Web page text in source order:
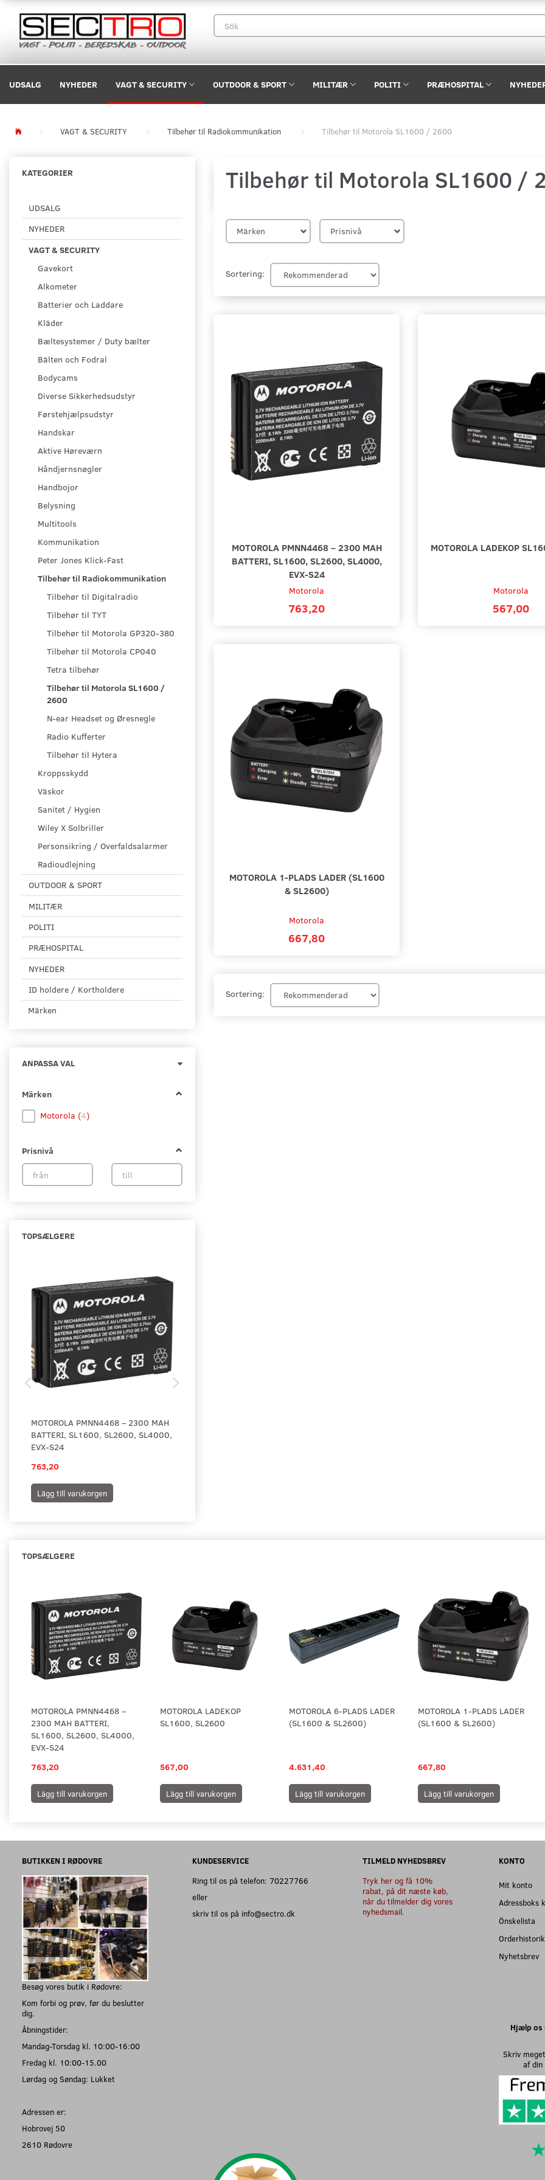
UDSALG NYHEDER VAGT & SECURITY OUTDOOR & SPORT MILITÆR POLITI PRÆHOSPITAL
VAGT & SECURITY Tilbehør til Radiokommunikation Tilbehør til Motorola SL1600 / 2600
KATEGORIER
UDSALG
NYHEDER
VAGT & SECURITY
Gavekort
Alkometer
Batterier och Laddare
Kläder
Bæltesystemer / Duty bælter
Bälten och Fodral
Bodycams
Diverse Sikkerhedsudstyr
Førstehjælpsudstyr
Handskar
Aktive Høreværn
Håndjernsnøgler
Handbojor
Belysning
Multitools
Kommunikation
Peter Jones Klick-Fast
Tilbehør til Radiokommunikation
Tilbehør til Digitalradio
Tilbehør til TYT
Tilbehør til Motorola GP320-380
Tilbehør til Motorola CP040
Tetra tilbehør
Tilbehør til Motorola SL1600 /
2600
N-ear Headset og Øresnegle
Radio Kufferter
Tilbehør til Hytera
Kroppsskydd
Väskor
Sanitet / Hygien
Wiley X Solbriller
Personsikring / Overfaldsalarmer
Radioudlejning
OUTDOOR & SPORT
MILITÆR
POLITI
PRÆHOSPITAL
NYHEDER
ID holdere / Kortholdere
Märken
ANPASSA VAL
Märken
Motorola (4)
Prisnivå
TOPSÆLGERE
MOTOROLA PMNN4468 – 2300 MAH
BATTERI, SL1600, SL2600, SL4000,
EVX-S24
763,20
Lägg till varukorgen
Tilbehør til Motorola SL1600 /
Märken Prisnivå
Sortering:
MOTOROLA PMNN4468 – 2300 MAH
BATTERI, SL1600, SL2600, SL4000,
EVX-S24
Motorola
763,20
MOTOROLA LADEKOP
Motorola
567,00
MOTOROLA 1-PLADS LADER (SL1600
& SL2600)
Motorola
667,80
Sortering:
TOPSÆLGERE
MOTOROLA PMNN4468 –
2300 MAH BATTERI,
SL1600, SL2600, SL4000,
EVX-S24
763,20
Lägg till varukorgen
MOTOROLA LADEKOP
SL1600, SL2600
567,00
Lägg till varukorgen
MOTOROLA 6-PLADS LADER
(SL1600 & SL2600)
4.631,40
Lägg till varukorgen
MOTOROLA 1-PLADS LADER
(SL1600 & SL2600)
667,80
Lägg till varukorgen
BUTIKKEN I RØDOVRE
Besøg vores butik i Rødovre:
Kom forbi og prøv, før du beslutter
dig.
Åbningstider:
Mandag-Torsdag kl. 10:00-16:00
Fredag kl. 10:00-15.00
Lørdag og Søndag: Lukket
Adressen er:
Hobrovej 50
2610 Rødovre
KUNDESERVICE
Ring til os på telefon: 70227766
eller
skriv til os på info@sectro.dk
TILMELD NYHEDSBREV
Tryk her og få 10%
rabat, på dit næste køb,
når du tilmelder dig vores
nyhedsmail.
KONTO
Mit konto
Adressboks
Önskelista
Orderhistorik
Nyhetsbrev
Hjælp os
Skriv
af din